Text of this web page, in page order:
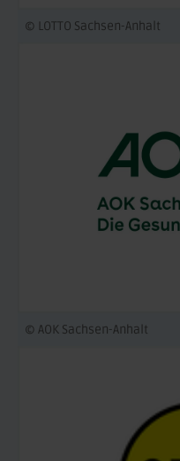
© LOTTO Sachsen-Anhalt
© AOK Sachsen-Anhalt